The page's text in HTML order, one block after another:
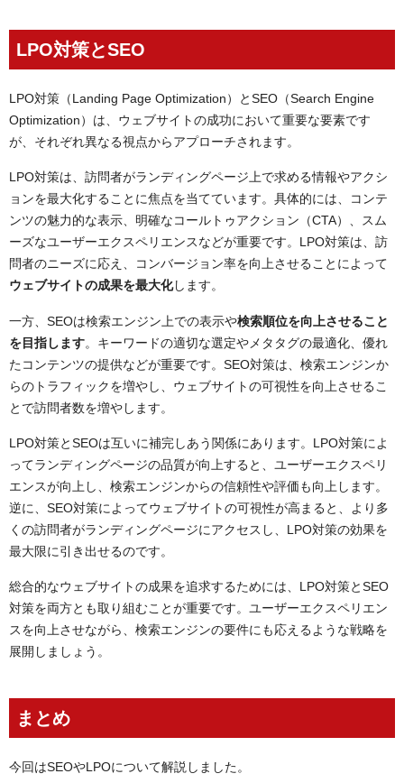
LPO対策とSEO
LPO対策（Landing Page Optimization）とSEO（Search Engine
Optimization）は、ウェブサイトの成功において重要な要素です
が、それぞれ異なる視点からアプローチされます。
LPO対策は、訪問者がランディングページ上で求める情報やアクシ
ョンを最大化することに焦点を当てています。具体的には、コンテ
ンツの魅力的な表示、明確なコールトゥアクション（CTA）、スム
ーズなユーザーエクスペリエンスなどが重要です。LPO対策は、訪
問者のニーズに応え、コンバージョン率を向上させることによって
ウェブサイトの成果を最大化します。
一方、SEOは検索エンジン上での表示や検索順位を向上させること
を目指します。キーワードの適切な選定やメタタグの最適化、優れ
たコンテンツの提供などが重要です。SEO対策は、検索エンジンか
らのトラフィックを増やし、ウェブサイトの可視性を向上させるこ
とで訪問者数を増やします。
LPO対策とSEOは互いに補完しあう関係にあります。LPO対策によ
ってランディングページの品質が向上すると、ユーザーエクスペリ
エンスが向上し、検索エンジンからの信頼性や評価も向上します。
逆に、SEO対策によってウェブサイトの可視性が高まると、より多
くの訪問者がランディングページにアクセスし、LPO対策の効果を
最大限に引き出せるのです。
総合的なウェブサイトの成果を追求するためには、LPO対策とSEO
対策を両方とも取り組むことが重要です。ユーザーエクスペリエン
スを向上させながら、検索エンジンの要件にも応えるような戦略を
展開しましょう。
まとめ
今回はSEOやLPOについて解説しました。